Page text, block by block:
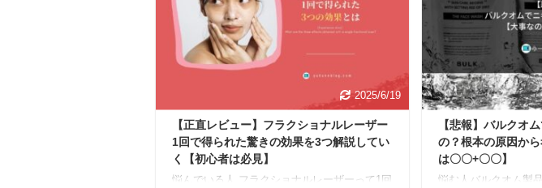
2025/6/19
【正直レビュー】フラクショナルレーザー
1回で得られた驚きの効果を3つ解説してい
く【初心者は必見】
悩んでいる人 フラクショナルレーザーって1回
【悲報】バルクオ
の？根本の原因か
は〇〇+〇〇】
悩む人バルクオム製